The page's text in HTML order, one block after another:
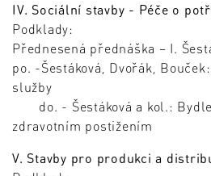
IV. Sociální stavby - Péče o
Podklady:
Přednesená přednáška – I.
po. -Šestáková, Dvořák,
služby
do. - Šestáková a kol.:
zdravotním postižením
V. Stavby pro produkci a